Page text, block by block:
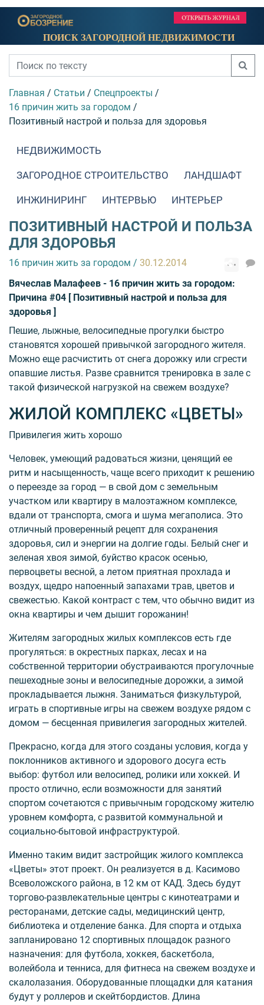
ПОИСК ЗАГОРОДНОЙ НЕДВИЖИМОСТИ
Главная / Статьи / Спецпроекты /
16 причин жить за городом /
Позитивный настрой и польза для здоровья
НЕДВИЖИМОСТЬ
ЗАГОРОДНОЕ СТРОИТЕЛЬСТВО ЛАНДШАФТ
ИНЖИНИРИНГ ИНТЕРВЬЮ ИНТЕРЬЕР
ПОЗИТИВНЫЙ НАСТРОЙ И ПОЛЬЗА
ДЛЯ ЗДОРОВЬЯ
16 причин жить за городом / 30.12.2014
Вячеслав Малафеев - 16 причин жить за городом:
Причина #04 [ Позитивный настрой и польза для
здоровья ]
Пешие, лыжные, велосипедные прогулки быстро
становятся хорошей привычкой загородного жителя.
Можно еще расчистить от снега дорожку или сгрести
опавшие листья. Разве сравнится тренировка в зале с
такой физической нагрузкой на свежем воздухе?
ЖИЛОЙ КОМПЛЕКС «ЦВЕТЫ»
Привилегия жить хорошо
Человек, умеющий радоваться жизни, ценящий ее
ритм и насыщенность, чаще всего приходит к решению
о переезде за город — в свой дом с земельным
участком или квартиру в малоэтажном комплексе,
вдали от транспорта, смога и шума мегаполиса. Это
отличный проверенный рецепт для сохранения
здоровья, сил и энергии на долгие годы. Белый снег и
зеленая хвоя зимой, буйство красок осенью,
первоцветы весной, а летом приятная прохлада и
воздух, щедро напоенный запахами трав, цветов и
свежестью. Какой контраст с тем, что обычно видит из
окна квартиры и чем дышит горожанин!
Жителям загородных жилых комплексов есть где
прогуляться: в окрестных парках, лесах и на
собственной территории обустраиваются прогулочные
пешеходные зоны и велосипедные дорожки, а зимой
прокладывается лыжня. Заниматься физкультурой,
играть в спортивные игры на свежем воздухе рядом с
домом — бесценная привилегия загородных жителей.
Прекрасно, когда для этого созданы условия, когда у
поклонников активного и здорового досуга есть
выбор: футбол или велосипед, ролики или хоккей. И
просто отлично, если возможности для занятий
спортом сочетаются с привычным городскому жителю
уровнем комфорта, с развитой коммунальной и
социально-бытовой инфраструктурой.
Именно таким видит застройщик жилого комплекса
«Цветы» этот проект. Он реализуется в д. Касимово
Всеволожского района, в 12 км от КАД. Здесь будут
торгово-развлекательные центры с кинотеатрами и
ресторанами, детские сады, медицинский центр,
библиотека и отделение банка. Для спорта и отдыха
запланировано 12 спортивных площадок разного
назначения: для футбола, хоккея, баскетбола,
волейбола и тенниса, для фитнеса на свежем воздухе и
скалолазания. Оборудованные площадки для катания
будут у роллеров и скейтбордистов. Длина